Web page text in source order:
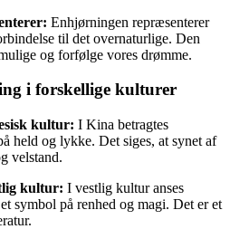
Enhjørningen repræsenterer
til det overnaturlige. Den
og forfølge vores drømme.
i forskellige kulturer
kultur: I Kina betragtes
held og lykke. Det siges, at synet af
velstand.
kultur: I vestlig kultur anses
symbol på renhed og magi. Det er et